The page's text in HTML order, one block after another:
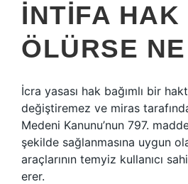
İNTIFA HAK
ÖLÜRSE
İcra yasası hak bağımlı bir
değiştiremez ve miras
Medeni Kanunu’nun 797.
şekilde sağlanmasına uygun
araçlarının temyiz kullanıcı
erer.